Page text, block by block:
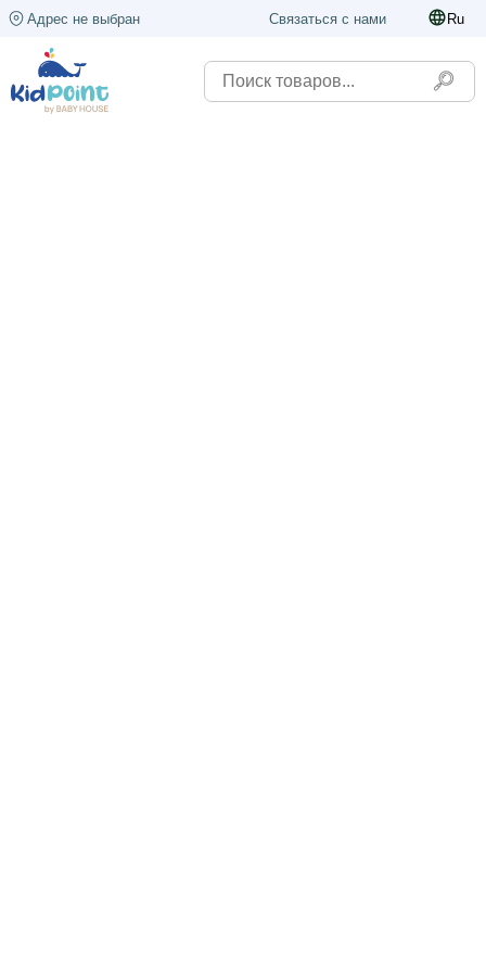
Адрес не выбран Связаться с нами Ru